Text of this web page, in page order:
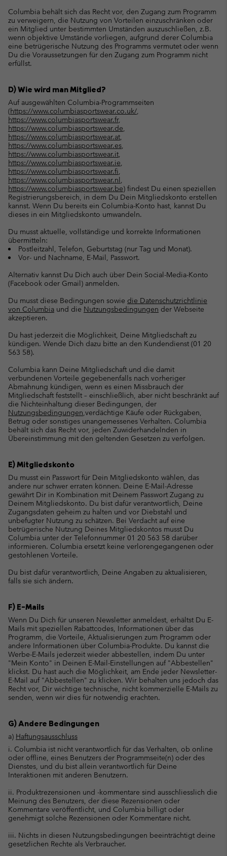
Columbia behält sich das Recht vor, den Zugang zum Programm
zu verweigern, die Nutzung von Vorteilen einzuschränken oder
ein Mitglied unter bestimmten Umständen auszuschließen, z.B.
wenn objektive Umstände vorliegen, aufgrund derer Columbia
eine betrügerische Nutzung des Programms vermutet oder wenn
Du die Voraussetzungen für den Zugang zum Programm nicht
erfüllst.
D) Wie wird man Mitglied?
Auf ausgewählten Columbia-Programmseiten
(https://www.columbiasportswear.co.uk/,
https://www.columbiasportswear.fr,
https://www.columbiasportswear.de,
https://www.columbiasportswear.at,
https://www.columbiasportswear.es,
https://www.columbiasportswear.it,
https://www.columbiasportswear.ie,
https://www.columbiasportswear.fi,
https://www.columbiasportswear.nl,
https://www.columbiasportswear.be) findest Du einen speziellen
Registrierungsbereich, in dem Du Dein Mitgliedskonto erstellen
kannst. Wenn Du bereits ein Columbia-Konto hast, kannst Du
dieses in ein Mitgliedskonto umwandeln.
Du musst aktuelle, vollständige und korrekte Informationen
übermitteln:
Postleitzahl, Telefon, Geburtstag (nur Tag und Monat).
Vor- und Nachname, E-Mail, Passwort.
Alternativ kannst Du Dich auch über Dein Social-Media-Konto
(Facebook oder Gmail) anmelden.
Du musst diese Bedingungen sowie die Datenschutzrichtlinie
von Columbia und die Nutzungsbedingungen der Webseite
akzeptieren.
Du hast jederzeit die Möglichkeit, Deine Mitgliedschaft zu
kündigen. Wende Dich dazu bitte an den Kundendienst (01 20
563 58).
Columbia kann Deine Mitgliedschaft und die damit
verbundenen Vorteile gegebenenfalls nach vorheriger
Abmahnung kündigen, wenn es einen Missbrauch der
Mitgliedschaft feststellt – einschließlich, aber nicht beschränkt auf
die Nichteinhaltung dieser Bedingungen, der
Nutzungsbedingungen,verdächtige Käufe oder Rückgaben,
Betrug oder sonstiges unangemessenes Verhalten. Columbia
behält sich das Recht vor, jeden Zuwiderhandelnden in
Übereinstimmung mit den geltenden Gesetzen zu verfolgen.
E) Mitgliedskonto
Du musst ein Passwort für Dein Mitgliedskonto wählen, das
andere nur schwer erraten können. Deine E-Mail-Adresse
gewährt Dir in Kombination mit Deinem Passwort Zugang zu
Deinem Mitgliedskonto. Du bist dafür verantwortlich, Deine
Zugangsdaten geheim zu halten und vor Diebstahl und
unbefugter Nutzung zu schätzen. Bei Verdacht auf eine
betrügerische Nutzung Deines Mitgliedskontos musst Du
Columbia unter der Telefonnummer 01 20 563 58 darüber
informieren. Columbia ersetzt keine verlorengegangenen oder
gestohlenen Vorteile.
Du bist dafür verantwortlich, Deine Angaben zu aktualisieren,
falls sie sich ändern.
F) E-Mails
Wenn Du Dich für unseren Newsletter anmeldest, erhältst Du E-
Mails mit speziellen Rabattcodes, Informationen über das
Programm, die Vorteile, Aktualisierungen zum Programm oder
andere Informationen über Columbia-Produkte. Du kannst die
Werbe-E-Mails jederzeit wieder abbestellen, indem Du unter
"Mein Konto" in Deinen E-Mail-Einstellungen auf "Abbestellen"
klickst. Du hast auch die Möglichkeit, am Ende jeder Newsletter-
E-Mail auf "Abbestellen" zu klicken. Wir behalten uns jedoch das
Recht vor, Dir wichtige technische, nicht kommerzielle E-Mails zu
senden, wenn wir dies für notwendig erachten.
G) Andere Bedingungen
a) Haftungsausschluss
i. Columbia ist nicht verantwortlich für das Verhalten, ob online
oder offline, eines Benutzers der Programmseite(n) oder des
Dienstes, und du bist allein verantwortlich für Deine
Interaktionen mit anderen Benutzern.
ii. Produktrezensionen und -kommentare sind ausschliesslich die
Meinung des Benutzers, der diese Rezensionen oder
Kommentare veröffentlicht, und Columbia billigt oder
genehmigt solche Rezensionen oder Kommentare nicht.
iii. Nichts in diesen Nutzungsbedingungen beeinträchtigt deine
gesetzlichen Rechte als Verbraucher.